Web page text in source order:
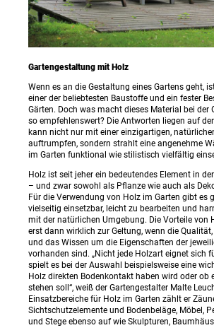
Gartengestaltung mit Holz
Wenn es an die Gestaltung eines Gartens geht,
einer der beliebtesten Baustoffe und ein fester
Gärten. Doch was macht dieses Material bei der
so empfehlenswert? Die Antworten liegen auf
kann nicht nur mit einer einzigartigen,
auftrumpfen, sondern strahlt eine angenehme
im Garten funktional wie stilistisch vielfältig
Holz ist seit jeher ein bedeutendes Element in
– und zwar sowohl als Pflanze wie auch als
Für die Verwendung von Holz im Garten gibt es
vielseitig einsetzbar, leicht zu bearbeiten und
mit der natürlichen Umgebung. Die Vorteile von
erst dann wirklich zur Geltung, wenn die
und das Wissen um die Eigenschaften der
vorhanden sind. „Nicht jede Holzart eignet sich
spielt es bei der Auswahl beispielsweise eine
Holz direkten Bodenkontakt haben wird oder ob
stehen soll“, weiß der Gartengestalter Malte
Einsatzbereiche für Holz im Garten zählt er
Sichtschutzelemente und Bodenbeläge, Möbel,
und Stege ebenso auf wie Skulpturen,